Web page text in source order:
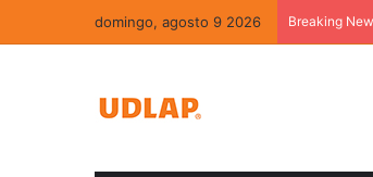
domingo, agosto 9 2026 Breaking